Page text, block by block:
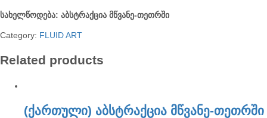
სახელწოდება: აბსტრაქცია მწვანე-თეთრში
Category: FLUID ART
Related products
(ქართული) აბსტრაქცია მწვანე-თეთრში